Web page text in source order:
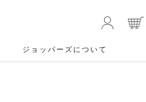
ジョッパーズについて